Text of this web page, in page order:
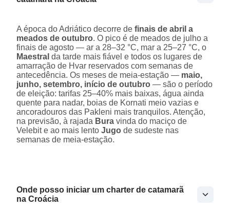
A época do Adriático decorre de finais de abril a
meados de outubro. O pico é de meados de julho a
finais de agosto — ar a 28–32 °C, mar a 25–27 °C, o
Maestral da tarde mais fiável e todos os lugares de
amarração de Hvar reservados com semanas de
antecedência. Os meses de meia-estação — maio,
junho, setembro, início de outubro — são o período
de eleição: tarifas 25–40% mais baixas, água ainda
quente para nadar, boias de Kornati meio vazias e
ancoradouros das Pakleni mais tranquilos. Atenção,
na previsão, à rajada Bura vinda do maciço de
Velebit e ao mais lento Jugo de sudeste nas
semanas de meia-estação.
Onde posso iniciar um charter de catamarã
na Croácia